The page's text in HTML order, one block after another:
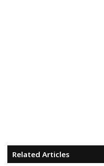
Related Articles